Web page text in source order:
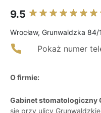
9.5
Wrocław, Grunwaldzka 84/1
Pokaż numer
O firmie:
Gabinet stomatologiczny
się przy ulicy